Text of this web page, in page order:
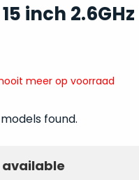
inch 2.6GHz
meer op voorraad
found.
available